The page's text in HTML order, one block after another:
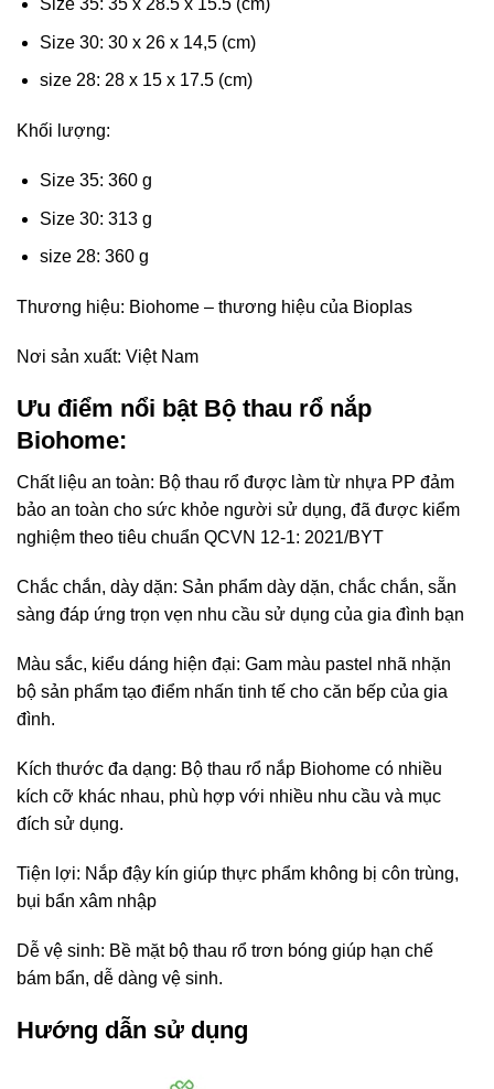
Size 35: 35 x 28.5 x 15.5 (cm)
Size 30: 30 x 26 x 14,5 (cm)
size 28: 28 x 15 x 17.5 (cm)
Khối lượng:
Size 35: 360 g
Size 30: 313 g
size 28: 360 g
Thương hiệu: Biohome – thương hiệu của Bioplas
Nơi sản xuất: Việt Nam
Ưu điểm nổi bật Bộ thau rổ nắp
Biohome:
Chất liệu an toàn: Bộ thau rổ được làm từ nhựa PP đảm
bảo an toàn cho sức khỏe người sử dụng, đã được kiểm
nghiệm theo tiêu chuẩn QCVN 12-1: 2021/BYT
Chắc chắn, dày dặn: Sản phẩm dày dặn, chắc chắn, sẵn
sàng đáp ứng trọn vẹn nhu cầu sử dụng của gia đình bạn
Màu sắc, kiểu dáng hiện đại: Gam màu pastel nhã nhặn
bộ sản phẩm tạo điểm nhấn tinh tế cho căn bếp của gia
đình.
Kích thước đa dạng: Bộ thau rổ nắp Biohome có nhiều
kích cỡ khác nhau, phù hợp với nhiều nhu cầu và mục
đích sử dụng.
Tiện lợi: Nắp đậy kín giúp thực phẩm không bị côn trùng,
bụi bẩn xâm nhập
Dễ vệ sinh: Bề mặt bộ thau rổ trơn bóng giúp hạn chế
bám bẩn, dễ dàng vệ sinh.
Hướng dẫn sử dụng